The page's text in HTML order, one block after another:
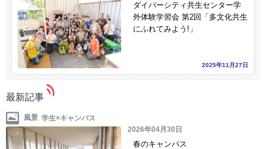
ダイバーシティ共生センター学
外体験学習会 第2回「多文化共生
にふれてみよう!」
2025年11月27日
最新記事
風景
春のキャンパス
2026年04月30日